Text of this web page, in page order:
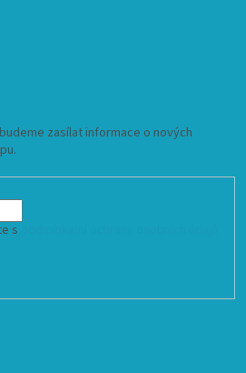
zasílat informace o nových
s